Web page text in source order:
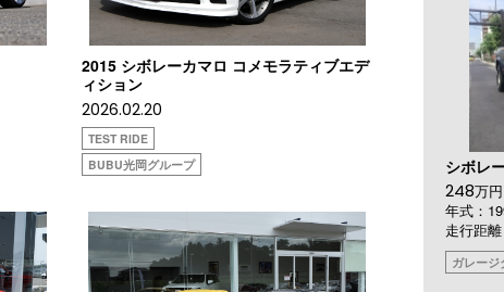
2015 シボレーカマロ コメモラティブエデ
ィション
2026.02.20
TEST RIDE
BUBU光岡グループ
シボレ
248万円
年式：
走行距
ガレージ